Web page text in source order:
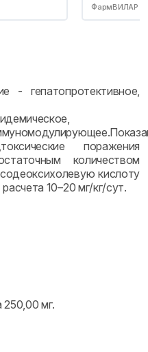
ФармВИЛАР
- гепатопротективное,
поражения
количеством
кислоту
10–20 мг/кг/сут.
250,00 мг.